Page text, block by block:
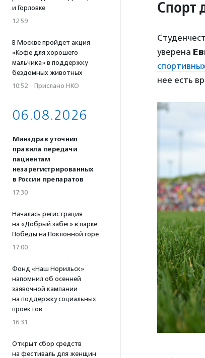
и Горловке
12:59
В Москве пройдет акция
«Кофе для хорошего
мальчика» в поддержку
бездомных животных
10:52 · Прислано НКО
06.08.2026
Минздрав уточнил
правила передачи
пациентам
незарегистрированных
в России препаратов
17:30
Началась регистрация
на «Добрый забег» в парке
Победы на Поклонной горе
17:00
Фонд «Наш Норильск»
напомнил об осенней
заявочной кампании
на поддержку социальных
проектов
16:31
Открыт сбор средств
на фестиваль для женщин
Спорт
уверена
нее есть